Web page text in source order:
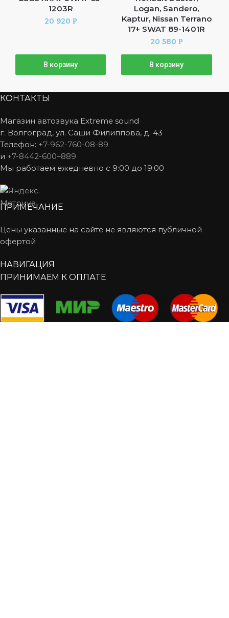
1203R
20 920 Р
В корзину
Logan, Sandero,
Kaptur, Nissan Terrano
17+ SWAT 89-1401R
20 580 Р
В корзину
КОНТАКТЫ
Магазин автозвука Extreme sound
г. Волгоград, ул. Саши Филиппова, д. 43
Телефон: +7-962-760-08-89
и +7-8442-600–889
Мы работаем ежедневно с 9:00 до 19:00
ПРИМЕЧАНИЕ
Цены указанные на сайте не являются публичной
офертой
НАВИГАЦИЯ
ПРИНИМАЕМ К ОПЛАТЕ